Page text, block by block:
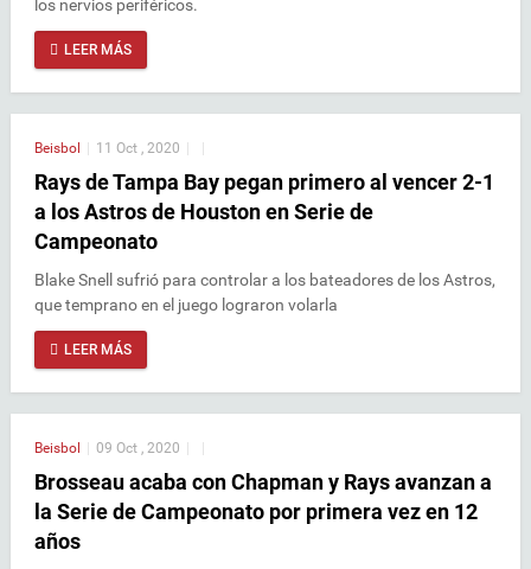
los nervios periféricos.
LEER MÁS
Beisbol | 11 Oct , 2020 | |
Rays de Tampa Bay pegan primero al vencer 2-1
a los Astros de Houston en Serie de
Campeonato
Blake Snell sufrió para controlar a los bateadores de los Astros,
que temprano en el juego lograron volarla
LEER MÁS
Beisbol | 09 Oct , 2020 | |
Brosseau acaba con Chapman y Rays avanzan a
la Serie de Campeonato por primera vez en 12
años